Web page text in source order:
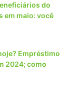
do
em maio: você
Empréstimo
2024; como